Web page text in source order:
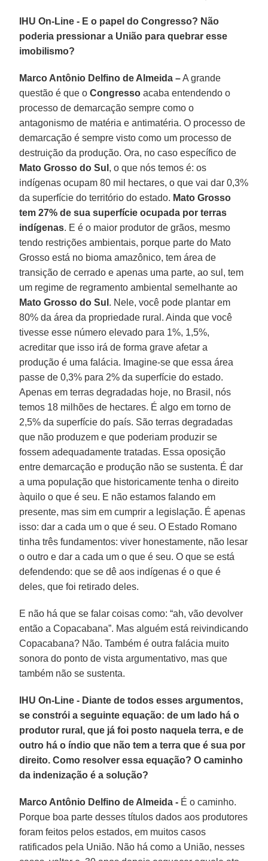
IHU On-Line - E o papel do Congresso? Não
poderia pressionar a União para quebrar esse
imobilismo?
Marco Antônio Delfino de Almeida –A grande
questão é que oCongresso acaba entendendo o
processo de demarcação sempre como o
antagonismo de matéria e antimatéria. O processo de
demarcação é sempre visto como um processo de
destruição da produção. Ora, no caso específico de
Mato Grosso do Sul , o que nós temos é: os
indígenas ocupam 80 mil hectares, o que vai dar 0,3%
da superfície do território do estado. Mato Grosso
tem 27% de sua superfície ocupada por terras
indígenas. E é o maior produtor de grãos, mesmo
tendo restrições ambientais, porque parte do Mato
Grosso está no bioma amazônico, tem área de
transição de cerrado e apenas uma parte, ao sul, tem
um regime de regramento ambiental semelhante ao
Mato Grosso do Sul . Nele, você pode plantar em
80% da área da propriedade rural. Ainda que você
tivesse esse número elevado para 1%, 1,5%,
acreditar que isso irá de forma grave afetar a
produção é uma falácia. Imagine-se que essa área
passe de 0,3% para 2% da superfície do estado.
Apenas em terras degradadas hoje, no Brasil, nós
temos 18 milhões de hectares. É algo em torno de
2,5% da superfície do país. São terras degradadas
que não produzem e que poderiam produzir se
fossem adequadamente tratadas. Essa oposição
entre demarcação e produção não se sustenta. É dar
a uma população que historicamente tenha o direito
àquilo o que é seu. E não estamos falando em
presente, mas sim em cumprir a legislação. É apenas
isso: dar a cada um o que é seu. O Estado Romano
tinha três fundamentos: viver honestamente, não lesar
o outro e dar a cada um o que é seu. O que se está
defendendo: que se dê aos indígenas é o que é
deles, que foi retirado deles.
E não há que se falar coisas como: “ah, vão devolver
então a Copacabana”. Mas alguém está reivindicando
Copacabana? Não. Também é outra falácia muito
sonora do ponto de vista argumentativo, mas que
também não se sustenta.
IHU On-Line - Diante de todos esses argumentos,
se constrói a seguinte equação: de um lado há o
produtor rural, que já foi posto naquela terra, e de
outro há o índio que não tem a terra que é sua por
direito. Como resolver essa equação? O caminho
da indenização é a solução?
Marco Antônio Delfino de Almeida - É o caminho.
Porque boa parte desses títulos dados aos produtores
foram feitos pelos estados, em muitos casos
ratificados pela União. Não há como a União, nesses